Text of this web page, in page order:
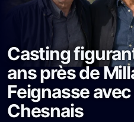
Casting
ans près de
Feignasse
Chesnais